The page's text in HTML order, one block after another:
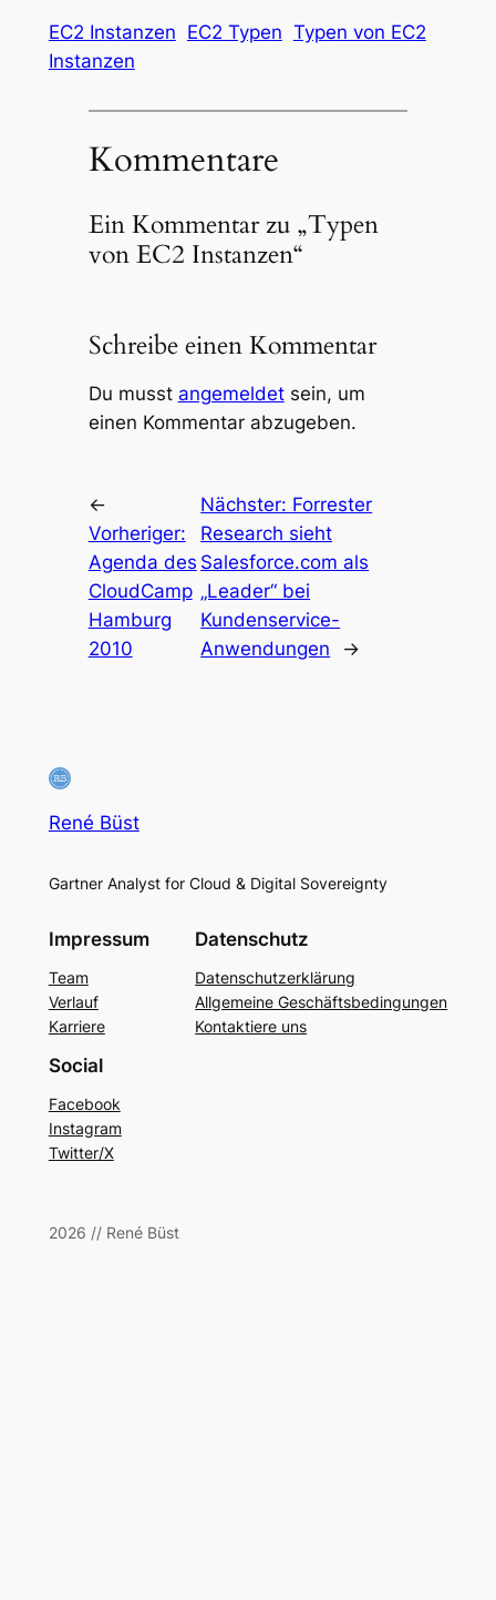
EC2 Instanzen EC2 Typen Typen von EC2
Instanzen
Kommentare
Ein Kommentar zu „Typen
von EC2 Instanzen“
Schreibe einen Kommentar
Du musst angemeldetsein, um
einen Kommentar abzugeben.
←
Vorheriger:
Agenda des
CloudCamp
Hamburg
2010
Nächster: Forrester
Research sieht
Salesforce.com als
„Leader“ bei
Kundenservice-
Anwendungen
→
René Büst
Gartner Analyst for Cloud & Digital Sovereignty
Impressum
Team
Verlauf
Karriere
Datenschutz
Datenschutzerklärung
Allgemeine Geschäftsbedingungen
Kontaktiere uns
Social
Facebook
Instagram
Twitter/X
2026 // René Büst